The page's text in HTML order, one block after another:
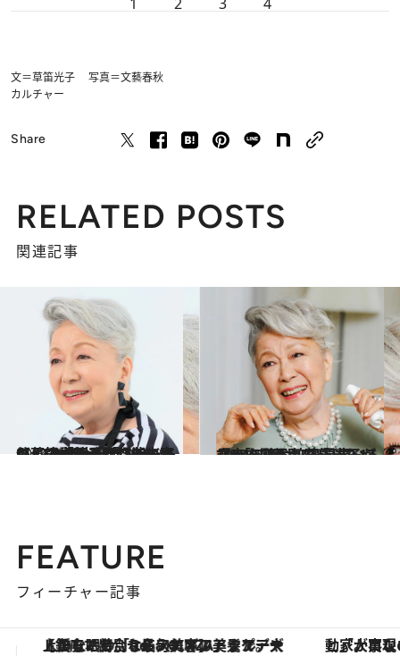
文＝草笛光子 写真＝文藝春秋
カルチャー
Share
RELATED POSTS
関連記事
2024.9.20
【#2を読む】「ステーキだとよく焼きで150gくらい」“お肉大好き”な90歳の草笛光子が容疑者に！？「菓子パン消失事件」の謎
カルチャー 2024.9.20
【#3を読む】草笛光子が『赤い衝撃』で感じた17歳の山口百恵の“見事さ”「二人は恋をしているなって…」
カルチャー
FEATURE
フィーチャー記事
「大事なのは地域の意識を変えること」。ロレックス賞受賞の自然保護活動家が実現させたナイジェリアの自然環境の復活